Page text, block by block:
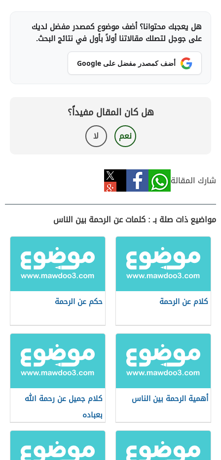
هل يعجبك محتوانا؟ أضف موضوع كمصدر مفضل لديك
على جوجل لتصلك مقالاتنا أولاً بأول في نتائج البحث.
أضف كمصدر مفضل على Google
هل كان المقال مفيداً؟
نعم لا
شارك المقالة
مواضيع ذات صلة بـ : كلمات عن الرحمة بين الناس
كلام عن الرحمة حكم عن الرحمة
أهمية الرحمة بين الناس
كلام جميل عن رحمة الله
بعباده